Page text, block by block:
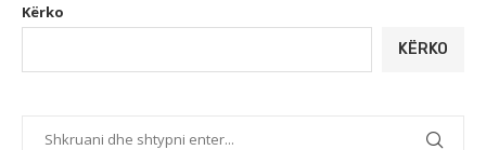
Kërko
KËRKO